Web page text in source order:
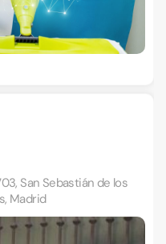
San Sebastián de los
Madrid